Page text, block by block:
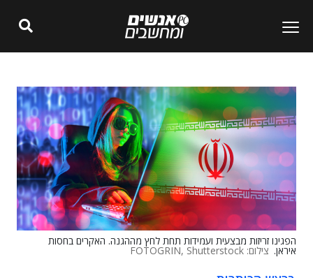
הפגינו זריזות מבצעית ועמידות תחת לחץ מההגנה. האקרים בחסות
איראן. צילום: FOTOGRIN, Shutterstock